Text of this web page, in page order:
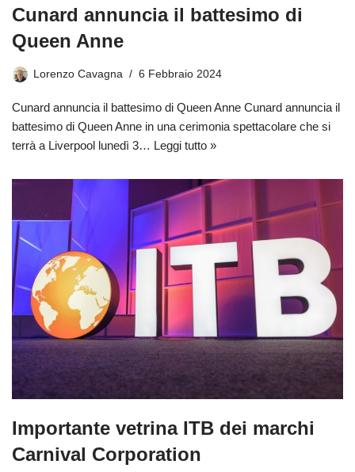
Cunard annuncia il battesimo di
Queen Anne
Lorenzo Cavagna 6 Febbraio 2024
Cunard annuncia il battesimo di Queen Anne Cunard annuncia il
battesimo di Queen Anne in una cerimonia spettacolare che si
terrà a Liverpool lunedì 3… Leggi tutto »
Importante vetrina ITB dei marchi
Carnival Corporation